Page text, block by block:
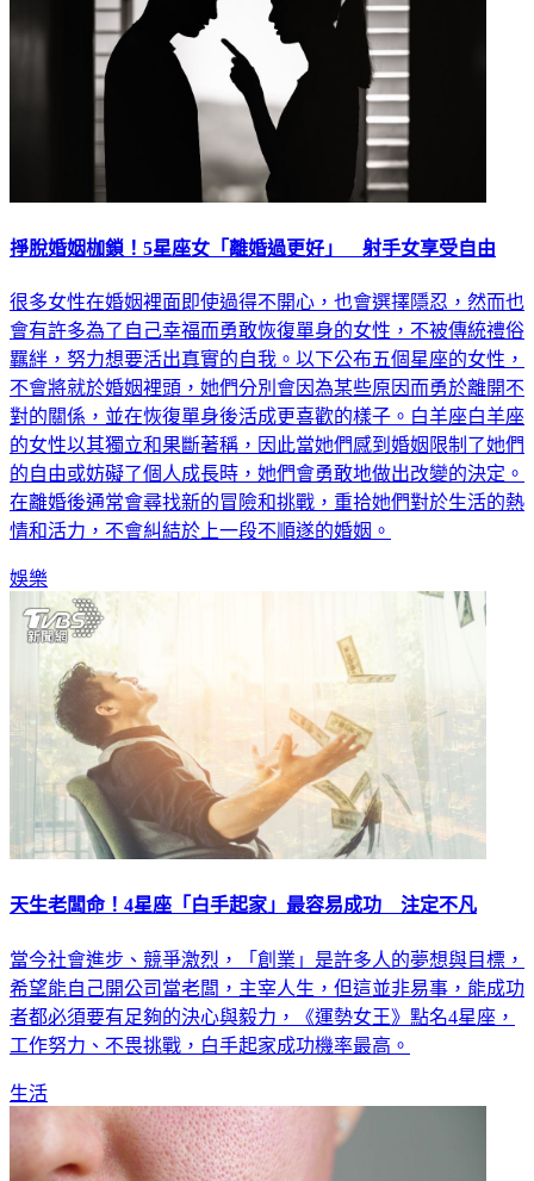
掙脫婚姻枷鎖！5星座女「離婚過更好」 射手女享受自由
很多女性在婚姻裡面即使過得不開心，也會選擇隱忍，然而也
會有許多為了自己幸福而勇敢恢復單身的女性，不被傳統禮俗
羈絆，努力想要活出真實的自我。以下公布五個星座的女性，
不會將就於婚姻裡頭，她們分別會因為某些原因而勇於離開不
對的關係，並在恢復單身後活成更喜歡的樣子。白羊座白羊座
的女性以其獨立和果斷著稱，因此當她們感到婚姻限制了她們
的自由或妨礙了個人成長時，她們會勇敢地做出改變的決定。
在離婚後通常會尋找新的冒險和挑戰，重拾她們對於生活的熱
情和活力，不會糾結於上一段不順遂的婚姻。
娛樂
天生老闆命！4星座「白手起家」最容易成功 注定不凡
當今社會進步、競爭激烈，「創業」是許多人的夢想與目標，
希望能自己開公司當老闆，主宰人生，但這並非易事，能成功
者都必須要有足夠的決心與毅力，《運勢女王》點名4星座，
工作努力、不畏挑戰，白手起家成功機率最高。
生活